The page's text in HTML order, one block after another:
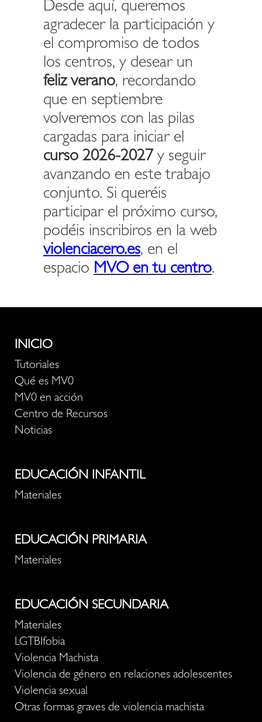
Desde aquí, queremos
agradecer la participación y
el compromiso de todos
los centros, y desear un
feliz verano, recordando
que en septiembre
volveremos con las pilas
cargadas para iniciar el
curso 2026-2027 y seguir
avanzando en este trabajo
conjunto. Si queréis
participar el próximo curso,
podéis inscribiros en la web
violenciacero.es, en el
espacio MVO en tu centro.
INICIO
Tutoriales
Qué es MV0
MV0 en acción
Centro de Recursos
Noticias
EDUCACIÓN INFANTIL
Materiales
EDUCACIÓN PRIMARIA
Materiales
EDUCACIÓN SECUNDARIA
Materiales
LGTBIfobia
Violencia Machista
Violencia de género en relaciones adolescentes
Violencia sexual
Otras formas graves de violencia machista